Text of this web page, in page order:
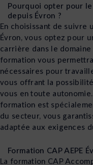
Pourquoi opter pour
depuis Évron ?
En choisissant de suivre
Évron, vous optez pour
carrière dans le
formation vous
nécessaires pour
vous offrant la
vous en toute
formation est
du secteur, vous
adaptée aux exigences
Formation CAP AEPE
La formation CAP